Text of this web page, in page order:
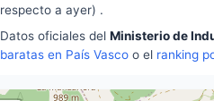
respecto a ayer) .
Datos oficiales del Ministerio de
baratas en País Vasco o el ranking